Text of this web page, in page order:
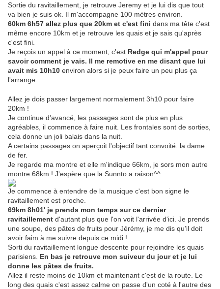
Sortie du ravitaillement, je retrouve Jeremy et je lui dis que tout
va bien je suis ok. Il m'accompagne 100 mètres environ.
60km 6h57 allez plus que 20km et c'est fini dans ma tête c'est
même encore 10km et je retrouve les quais et je sais qu'après
c'est fini.
Je reçois un appel à ce moment, c'est Redge qui m'appel pour
savoir comment je vais. Il me remotive en me disant que lui
avait mis 10h10 environ alors si je peux faire un peu plus ça
l'arrange.
Allez je dois passer largement normalement 3h10 pour faire
20km !
Je continue d'avancé, les passages sont de plus en plus
agréables, il commence à faire nuit. Les frontales sont de sorties,
cela donne un joli balais dans la nuit.
A certains passages on aperçoit l'objectif tant convoité: la dame
de fer.
Je regarde ma montre et elle m'indique 66km, je sors mon autre
montre 68km ! J'espère que la Sunnto a raison^^
Je commence à entendre de la musique c'est bon signe le
ravitaillement est proche.
69km 8h01' je prends mon temps sur ce dernier
ravitaillement d'autant plus que l'on voit l'arrivée d'ici. Je prends
une soupe, des pâtes de fruits pour Jérémy, je me dis qu'il doit
avoir faim à me suivre depuis ce midi !
Sorti du ravitaillement longue descente pour rejoindre les quais
parisiens. En bas je retrouve mon suiveur du jour et je lui
donne les pâtes de fruits.
Allez il reste moins de 10km et maintenant c'est de la route. Le
long des quais c'est assez calme on passe d'un coté à l'autre des